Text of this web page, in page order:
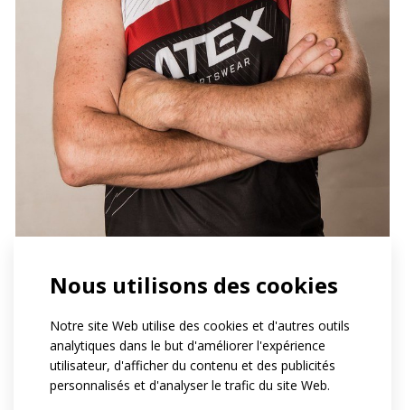
Nous utilisons des cookies
Notre site Web utilise des cookies et d'autres outils
analytiques dans le but d'améliorer l'expérience
utilisateur, d'afficher du contenu et des publicités
personnalisés et d'analyser le trafic du site Web.